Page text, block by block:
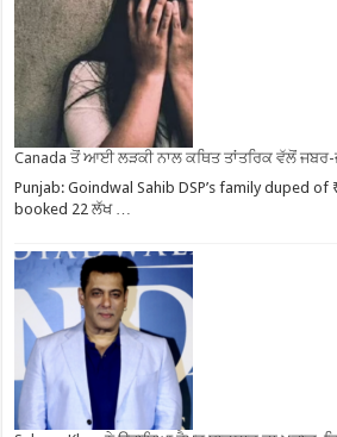
Canada ਤੋਂ ਆਈ ਲੜਕੀ ਨਾਲ ਕਥਿਤ ਤਾਂਤਰਿਕ ਵੱਲੋਂ
Punjab: Goindwal Sahib DSP’s family duped of
booked 22 ਲੱਖ …